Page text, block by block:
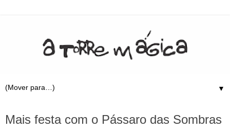
▼
Mais festa com o Pássaro das Sombras